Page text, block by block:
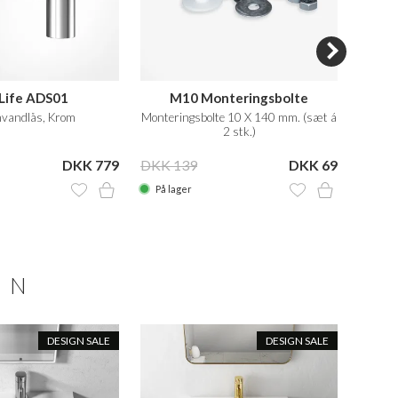
ADS01
Krom
DKK 779
M10 Monteringsbolte
Monteringsbolte 10 X 140 mm. (sæt á
2 stk.)
DKK 139 DKK 69
På lager
DESIGN SALE DESIGN SALE